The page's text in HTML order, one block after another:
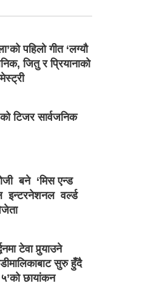
पहिलो गीत ‘लग्यौ
जितु र प्रियानाको
टिजर सार्वजनिक
बने ‘मिस एन्ड
इन्टरनेशनल वर्ल्ड
टेवा पुर्‍याउने
सुरु हुँदै
छायांकन